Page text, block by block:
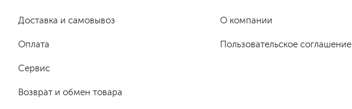
Доставка и самовывоз
Оплата
Сервис
Возврат и обмен товара
О компании
Пользовательское соглашение